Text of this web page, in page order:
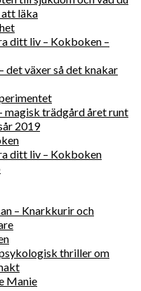
läka
ditt liv – Kokboken –
det växer så det knakar
magisk trädgård året runt
2019
ditt liv – Kokboken
– Knarkkurir och
thriller om
Manie